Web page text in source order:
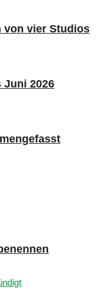
von vier Studios
Juni 2026